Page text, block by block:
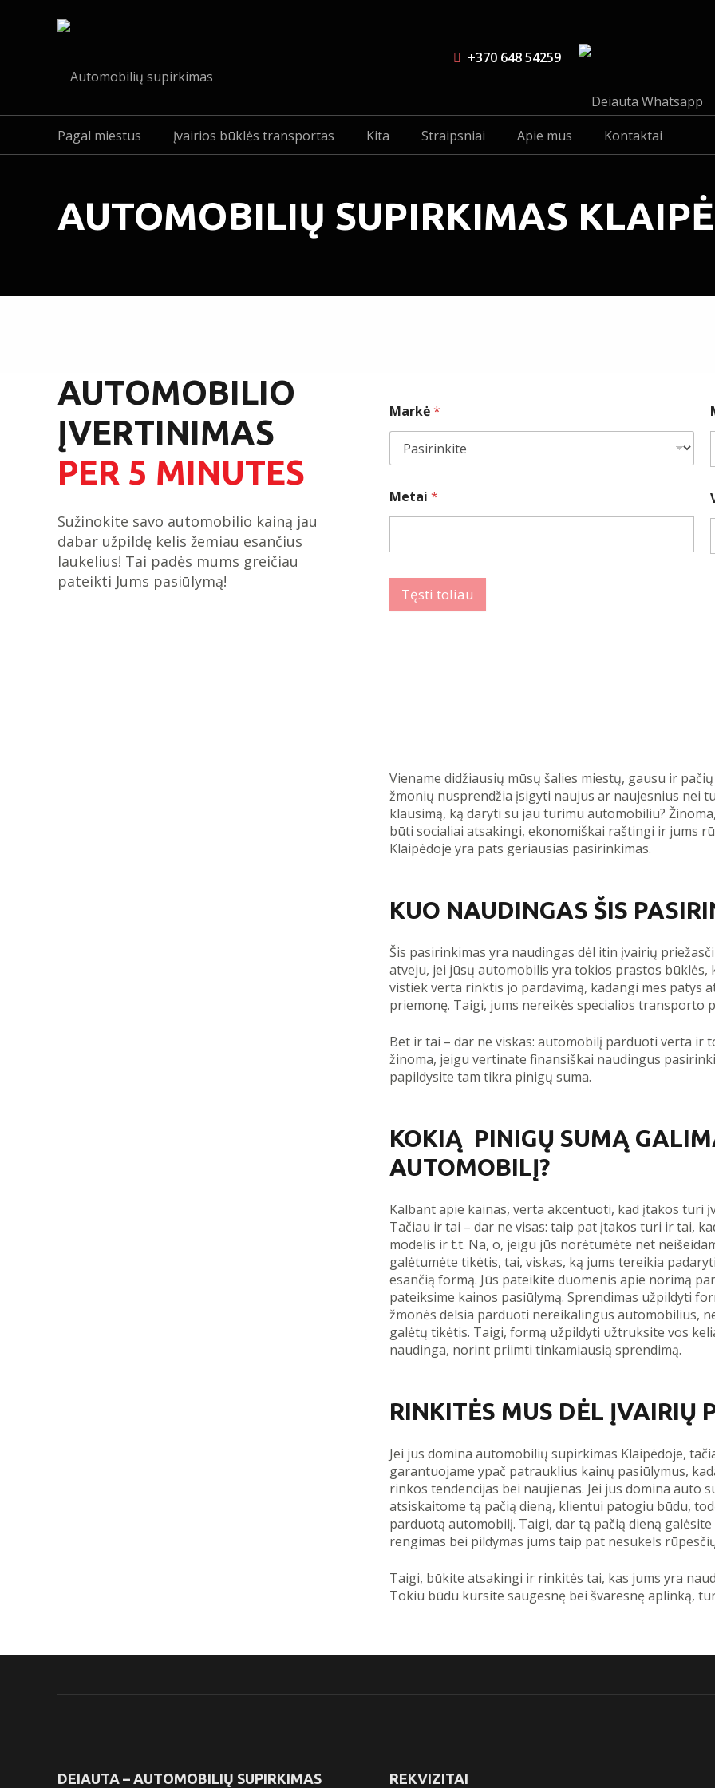
+370 648 54259
Pagal miestus Įvairios būklės transportas Kita Straipsniai Apie mus Kontaktai
AUTOMOBILIŲ SUPIRKIMAS
AUTOMOBILIO
ĮVERTINIMAS
PER 5 MINUTES
Sužinokite savo automobilio kainą jau
dabar užpildę kelis žemiau esančius
laukelius! Tai padės mums greičiau
pateikti Jums pasiūlymą!
Markė*
Metai *
Tęsti toliau
Viename didžiausių mūsų šalies miestų, gausu ir
žmonių nusprendžia įsigyti naujus ar naujesnius nei
klausimą, ką daryti su jau turimu automobiliu?
būti socialiai atsakingi, ekonomiškai raštingi ir jums
Klaipėdoje yra pats geriausias pasirinkimas.
KUO NAUDINGAS ŠIS
Šis pasirinkimas yra naudingas dėl itin įvairių
atveju, jei jūsų automobilis yra tokios prastos būklės,
vistiek verta rinktis jo pardavimą, kadangi mes patys
priemonę. Taigi, jums nereikės specialios transporto
Bet ir tai – dar ne viskas: automobilį parduoti verta ir
žinoma, jeigu vertinate finansiškai naudingus
papildysite tam tikra pinigų suma.
KOKIĄ PINIGŲ SUMĄ
AUTOMOBILĮ?
Kalbant apie kainas, verta akcentuoti, kad įtakos turi
Tačiau ir tai – dar ne visas: taip pat įtakos turi ir tai,
modelis ir t.t. Na, o, jeigu jūs norėtumėte net
galėtumėte tikėtis, tai, viskas, ką jums tereikia
esančią formą. Jūs pateikite duomenis apie norimą
pateiksime kainos pasiūlymą. Sprendimas užpildyti
žmonės delsia parduoti nereikalingus automobilius,
galėtų tikėtis. Taigi, formą užpildyti užtruksite vos
naudinga, norint priimti tinkamiausią sprendimą.
RINKITĖS MUS DĖL ĮVAIRIŲ
Jei jus domina automobilių supirkimas Klaipėdoje,
garantuojame ypač patrauklius kainų pasiūlymus,
rinkos tendencijas bei naujienas. Jei jus domina auto
atsiskaitome tą pačią dieną, klientui patogiu būdu,
parduotą automobilį. Taigi, dar tą pačią dieną
rengimas bei pildymas jums taip pat nesukels
Taigi, būkite atsakingi ir rinkitės tai, kas jums yra
Tokiu būdu kursite saugesnę bei švaresnę aplinką,
DEIAUTA – AUTOMOBILIŲ SUPIRKIMAS REKVIZITAI